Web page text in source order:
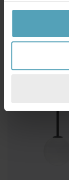
kr 4 518
Veil. kr 7 959